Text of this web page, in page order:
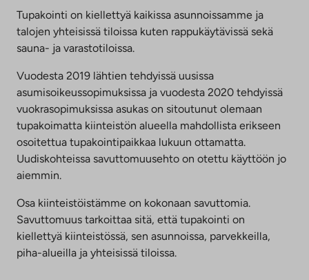
Tupakointi on kiellettyä kaikissa asunnoissamme ja
talojen yhteisissä tiloissa kuten rappukäytävissä sekä
sauna- ja varastotiloissa.
Vuodesta 2019 lähtien tehdyissä uusissa
asumisoikeussopimuksissa ja vuodesta 2020 tehdyissä
vuokrasopimuksissa asukas on sitoutunut olemaan
tupakoimatta kiinteistön alueella mahdollista erikseen
osoitettua tupakointipaikkaa lukuun ottamatta.
Uudiskohteissa savuttomuusehto on otettu käyttöön jo
aiemmin.
Osa kiinteistöistämme on kokonaan savuttomia.
Savuttomuus tarkoittaa sitä, että tupakointi on
kiellettyä kiinteistössä, sen asunnoissa, parvekkeilla,
piha-alueilla ja yhteisissä tiloissa.